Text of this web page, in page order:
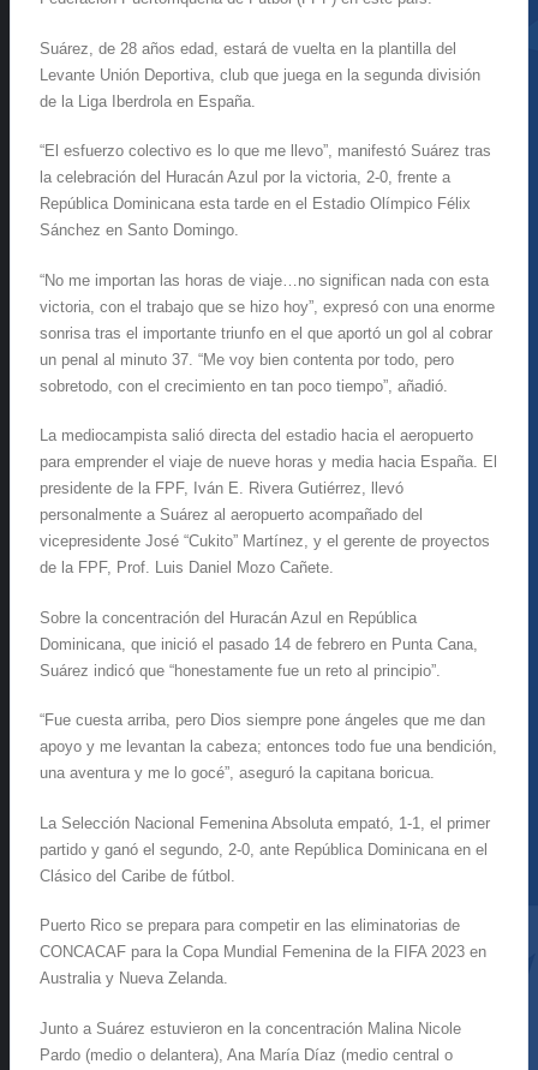
Suárez, de 28 años edad, estará de vuelta en la plantilla del
Levante Unión Deportiva, club que juega en la segunda división
de la Liga Iberdrola en España.
“El esfuerzo colectivo es lo que me llevo”, manifestó Suárez tras
la celebración del Huracán Azul por la victoria, 2-0, frente a
República Dominicana esta tarde en el Estadio Olímpico Félix
Sánchez en Santo Domingo.
“No me importan las horas de viaje…no significan nada con esta
victoria, con el trabajo que se hizo hoy”, expresó con una enorme
sonrisa tras el importante triunfo en el que aportó un gol al cobrar
un penal al minuto 37. “Me voy bien contenta por todo, pero
sobretodo, con el crecimiento en tan poco tiempo”, añadió.
La mediocampista salió directa del estadio hacia el aeropuerto
para emprender el viaje de nueve horas y media hacia España. El
presidente de la FPF, Iván E. Rivera Gutiérrez, llevó
personalmente a Suárez al aeropuerto acompañado del
vicepresidente José “Cukito” Martínez, y el gerente de proyectos
de la FPF, Prof. Luis Daniel Mozo Cañete.
Sobre la concentración del Huracán Azul en República
Dominicana, que inició el pasado 14 de febrero en Punta Cana,
Suárez indicó que “honestamente fue un reto al principio”.
“Fue cuesta arriba, pero Dios siempre pone ángeles que me dan
apoyo y me levantan la cabeza; entonces todo fue una bendición,
una aventura y me lo gocé”, aseguró la capitana boricua.
La Selección Nacional Femenina Absoluta empató, 1-1, el primer
partido y ganó el segundo, 2-0, ante República Dominicana en el
Clásico del Caribe de fútbol.
Puerto Rico se prepara para competir en las eliminatorias de
CONCACAF para la Copa Mundial Femenina de la FIFA 2023 en
Australia y Nueva Zelanda.
Junto a Suárez estuvieron en la concentración Malina Nicole
Pardo (medio o delantera), Ana María Díaz (medio central o